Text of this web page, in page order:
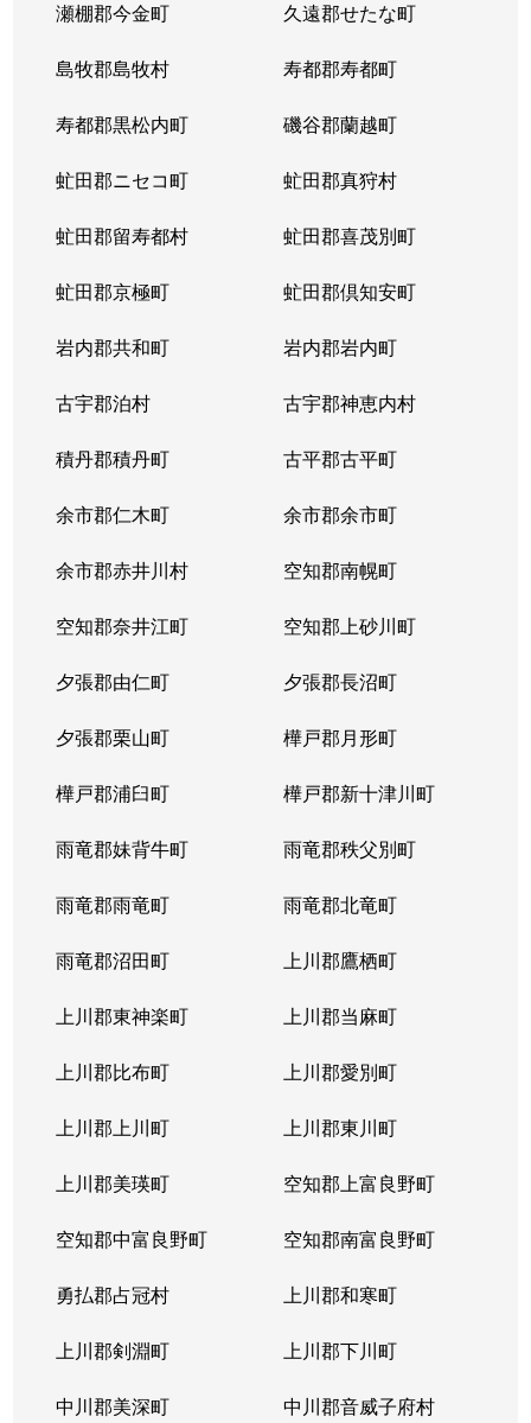
瀬棚郡今金町 久遠郡せたな町
島牧郡島牧村 寿都郡寿都町
寿都郡黒松内町 磯谷郡蘭越町
虻田郡ニセコ町 虻田郡真狩村
虻田郡留寿都村 虻田郡喜茂別町
虻田郡京極町 虻田郡倶知安町
岩内郡共和町 岩内郡岩内町
古宇郡泊村 古宇郡神恵内村
積丹郡積丹町 古平郡古平町
余市郡仁木町 余市郡余市町
余市郡赤井川村 空知郡南幌町
空知郡奈井江町 空知郡上砂川町
夕張郡由仁町 夕張郡長沼町
夕張郡栗山町 樺戸郡月形町
樺戸郡浦臼町 樺戸郡新十津川町
雨竜郡妹背牛町 雨竜郡秩父別町
雨竜郡雨竜町 雨竜郡北竜町
雨竜郡沼田町 上川郡鷹栖町
上川郡東神楽町 上川郡当麻町
上川郡比布町 上川郡愛別町
上川郡上川町 上川郡東川町
上川郡美瑛町 空知郡上富良野町
空知郡中富良野町 空知郡南富良野町
勇払郡占冠村 上川郡和寒町
上川郡剣淵町 上川郡下川町
中川郡美深町 中川郡音威子府村